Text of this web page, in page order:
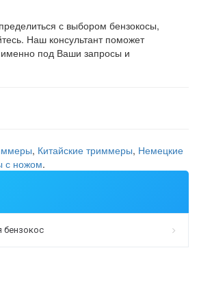
с выбором бензокосы,
Наш консультант поможет
именно под Ваши запросы и
, Китайские триммеры, Немецкие
с ножом.
бензокос